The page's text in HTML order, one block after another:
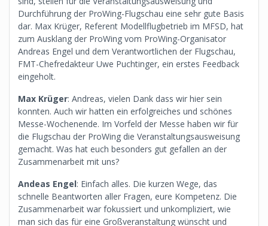
Durchführung der ProWing-Flugschau eine sehr gute Basis
dar. Max Krüger, Referent Modellflugbetrieb im MFSD, hat
zum Ausklang der ProWing vom ProWing-Organisator
Andreas Engel und dem Verantwortlichen der Flugschau,
FMT-Chefredakteur Uwe Puchtinger, ein erstes Feedback
eingeholt.
Max Krüger: Andreas, vielen Dank dass wir hier sein
konnten. Auch wir hatten ein erfolgreiches und schönes
Messe-Wochenende. Im Vorfeld der Messe haben wir für
die Flugschau der ProWing die Veranstaltungsausweisung
gemacht. Was hat euch besonders gut gefallen an der
Zusammenarbeit mit uns?
Andeas Engel: Einfach alles. Die kurzen Wege, das
schnelle Beantworten aller Fragen, eure Kompetenz. Die
Zusammenarbeit war fokussiert und unkompliziert, wie
man sich das für eine Großveranstaltung wünscht und